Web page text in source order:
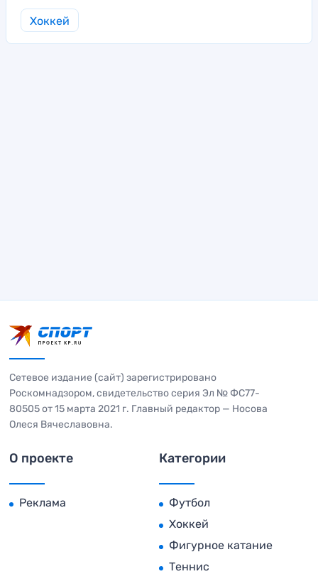
Хоккей
Сетевое издание (сайт) зарегистрировано
Роскомнадзором, свидетельство серия Эл № ФС77-
80505 от 15 марта 2021 г. Главный редактор — Носова
Олеся Вячеславовна.
О проекте
Реклама
Категории
Футбол
Хоккей
Фигурное катание
Теннис